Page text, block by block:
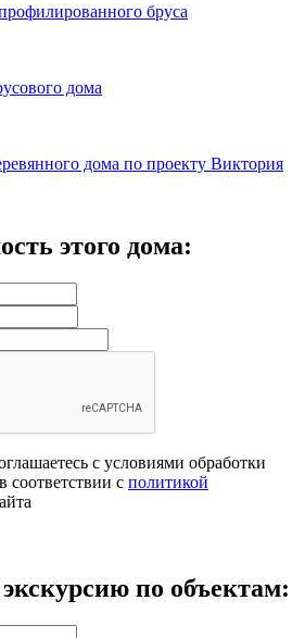
бруса
дома
дома по проекту Виктория
этого дома:
с условиями обработки
соответствии с политикой
по объектам: